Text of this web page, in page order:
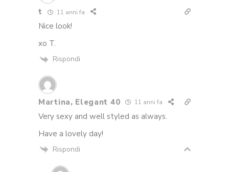
t 11 anni fa
Nice look!
xo T.
Rispondi
Martina, Elegant 40 11 anni fa
Very sexy and well styled as always.
Have a lovely day!
Rispondi